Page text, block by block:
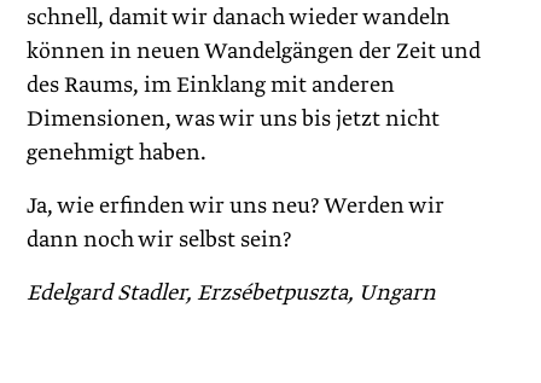
schnell, damit wir danach wieder wandeln
können in neuen Wandelgängen der Zeit und
des Raums, im Einklang mit anderen
Dimensionen, was wir uns bis jetzt nicht
genehmigt haben.
Ja, wie erfinden wir uns neu? Werden wir
dann noch wir selbst sein?
Edelgard Stadler, Erzsébetpuszta, Ungarn